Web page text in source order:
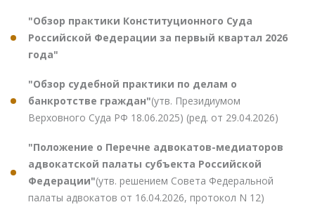
"Обзор практики Конституционного Суда
Российской Федерации за первый квартал 2026
года"
"Обзор судебной практики по делам о
банкротстве граждан"(утв. Президиумом
Верховного Суда РФ 18.06.2025) (ред. от 29.04.2026)
"Положение о Перечне адвокатов-медиаторов
адвокатской палаты субъекта Российской
Федерации"(утв. решением Совета Федеральной
палаты адвокатов от 16.04.2026, протокол N 12)